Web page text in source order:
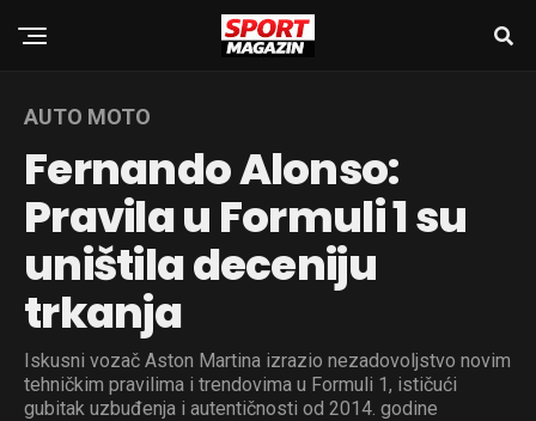
AUTO MOTO
Fernando Alonso:
Pravila u Formuli 1 su
uništila deceniju
trkanja
Iskusni vozač Aston Martina izrazio nezadovoljstvo novim
tehničkim pravilima i trendovima u Formuli 1, ističući
gubitak uzbuđenja i autentičnosti od 2014. godine